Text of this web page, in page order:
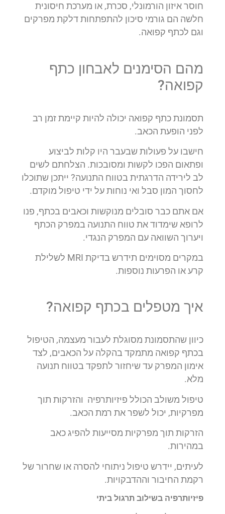
חוסר איזון הורמונלי, סכרת, או מערכת חיסונית
חלשה הם גורמי סיכון להתפתחות דלקת מפרקים
וגם לכתף קפואה.
מהם הסימנים לאבחון כתף
קפואה?
תסמונת כתף קפואה יכולה להיות קיימת זמן רב
לפני הופעת הכאב.
חישבו על פעולות שבעבר היו קלות לביצוע
ופתאום הפכו לקשות ומסובכות. הצלחתם לשים
לב לירידה הדרגתית בטווח התנועה? ייתכן שתוכלו
לחסוך המון סבל ואי נוחות על ידי טיפול מוקדם.
אם אתם כבר סובלים מנוקשות וכאבים בכתף, פנו
לרופא שימדוד את טווח התנועה במפרק הכתף
ויערוך השוואה עם המפרק הנגדי.
במקרים מסוימים תידרש בדיקת MRI לשלילת
קרע או הפרעות נוספות.
איך מטפלים בכתף קפואה?
כיוון שהתסמונת מסוגלת לעבור מעצמה, הטיפול
בכתף קפואה מתמקד בהקלה על הכאבים, לצד
אימון המפרק עד שיחזור לתפקד בטווח תנועה
מלא.
טיפול משולב הכולל פיזיותרפיה והזרקות תוך
מפרקיות, יכול לשפר את רמת הכאב.
הזרקות תוך מפרקיות מסייעות להפיג כאב
במהירות.
לעיתים, יידרש טיפול ניתוחי להסרה או שחרור של
רקמת החיבור וההדבקויות.
פיזיותרפיה בשילוב תרגול ביתי